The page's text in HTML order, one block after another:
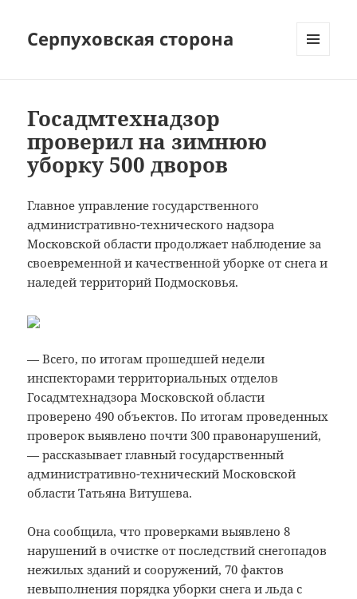
Серпуховская сторона
Госадмтехнадзор
проверил на зимнюю
уборку 500 дворов
Главное управление государственного
административно-технического надзора
Московской области продолжает наблюдение за
своевременной и качественной уборке от снега и
наледей территорий Подмосковья.
— Всего, по итогам прошедшей недели
инспекторами территориальных отделов
Госадмтехнадзора Московской области
проверено 490 объектов. По итогам проведенных
проверок выявлено почти 300 правонарушений,
— рассказывает главный государственный
административно-технический Московской
области Татьяна Витушева.
Она сообщила, что проверками выявлено 8
нарушений в очистке от последствий снегопадов
нежилых зданий и сооружений, 70 фактов
невыполнения порядка уборки снега и льда с